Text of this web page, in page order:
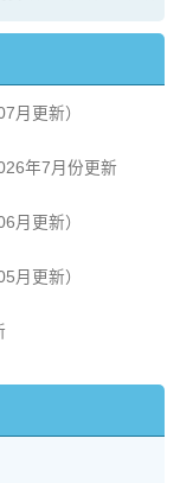
月更新）
年7月份更新
月更新）
月更新）